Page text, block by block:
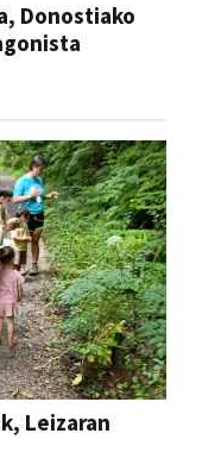
Donostiako
Leizaran